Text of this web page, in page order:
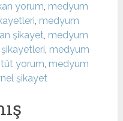
yorum, medyum
, medyum
şikayet, medyum
, medyum
yorum, medyum
şikayet